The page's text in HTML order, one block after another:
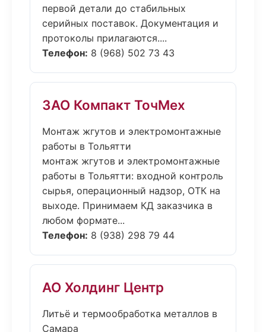
первой детали до стабильных
серийных поставок. Документация и
протоколы прилагаются....
Телефон: 8 (968) 502 73 43
ЗАО Компакт ТочМех
Монтаж жгутов и электромонтажные
работы в Тольятти
монтаж жгутов и электромонтажные
работы в Тольятти: входной контроль
сырья, операционный надзор, ОТК на
выходе. Принимаем КД заказчика в
любом формате...
Телефон: 8 (938) 298 79 44
АО Холдинг Центр
Литьё и термообработка металлов в
Самара